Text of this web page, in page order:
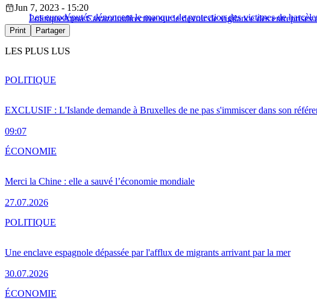
Les eurodéputés dénoncent le manque de protection des victimes de
Jun 7, 2023 - 15:20
PolitiqueAnna Cavazzinidirective sur le devoir de vigilance des entreprises
Print Partager
LES PLUS LUS
EXCLUSIF : L'Islande demande à Bruxelles de ne pas s'immiscer dans son
09:07
POLITIQUE
Merci la Chine : elle a sauvé l’économie mondiale
27.07.2026
ÉCONOMIE
Une enclave espagnole dépassée par l'afflux de migrants arrivant par la mer
30.07.2026
POLITIQUE
ÉCONOMIE